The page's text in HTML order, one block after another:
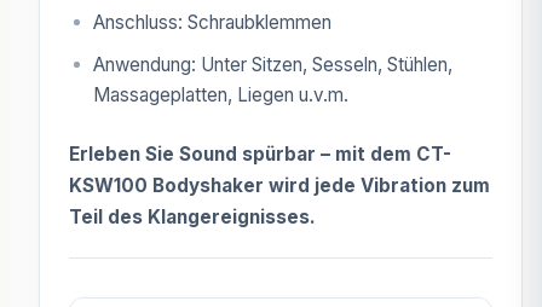
Anschluss: Schraubklemmen
Anwendung: Unter Sitzen, Sesseln, Stühlen,
Massageplatten, Liegen u.v.m.
Erleben Sie Sound spürbar – mit dem CT-
KSW100 Bodyshaker wird jede Vibration zum
Teil des Klangereignisses.